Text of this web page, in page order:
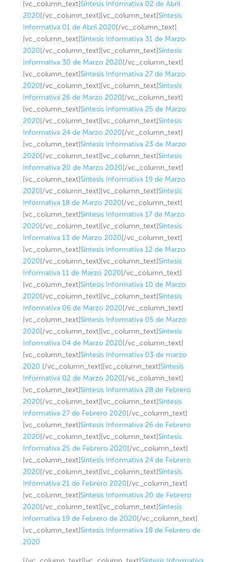
[vc_column_text]Síntesis Informativa 02 de Abril
2020[/vc_column_text][vc_column_text]Síntesis
Informativa 01 de Abril 2020[/vc_column_text]
[vc_column_text]Síntesis Informativa 31 de Marzo
2020[/vc_column_text][vc_column_text]Síntesis
Informativa 30 de Marzo 2020[/vc_column_text]
[vc_column_text]Síntesis Informativa 27 de Marzo
2020[/vc_column_text][vc_column_text]Síntesis
Informativa 26 de Marzo 2020[/vc_column_text]
[vc_column_text]Síntesis Informativa 25 de Marzo
2020[/vc_column_text][vc_column_text]Síntesis
Informativa 24 de Marzo 2020[/vc_column_text]
[vc_column_text]Síntesis Informativa 23 de Marzo
2020[/vc_column_text][vc_column_text]Síntesis
Informativa 20 de Marzo 2020[/vc_column_text]
[vc_column_text]Síntesis Informativa 19 de Marzo
2020[/vc_column_text][vc_column_text]Síntesis
Informativa 18 de Marzo 2020[/vc_column_text]
[vc_column_text]Síntesis Informativa 17 de Marzo
2020[/vc_column_text][vc_column_text]Síntesis
Informativa 13 de Marzo 2020[/vc_column_text]
[vc_column_text]Síntesis Informativa 12 de Marzo
2020[/vc_column_text][vc_column_text]Síntesis
Informativa 11 de Marzo 2020[/vc_column_text]
[vc_column_text]Síntesis Informativa 10 de Marzo
2020[/vc_column_text][vc_column_text]Síntesis
Informativa 06 de Marzo 2020[/vc_column_text]
[vc_column_text]Síntesis Informativa 05 de Marzo
2020[/vc_column_text][vc_column_text]Síntesis
Informativa 04 de Marzo 2020[/vc_column_text]
[vc_column_text]Síntesis Informativa 03 de marzo
2020 [/vc_column_text][vc_column_text]Síntesis
Informativa 02 de Marzo 2020[/vc_column_text]
[vc_column_text]Síntesis Informativa 28 de Febrero
2020[/vc_column_text][vc_column_text]Síntesis
Informativa 27 de Febrero 2020[/vc_column_text]
[vc_column_text]Síntesis Informativa 26 de Febrero
2020[/vc_column_text][vc_column_text]Síntesis
Informativa 25 de Febrero 2020[/vc_column_text]
[vc_column_text]Síntesis Informativa 24 de Febrero
2020[/vc_column_text][vc_column_text]Síntesis
Informativa 21 de Febrero 2020[/vc_column_text]
[vc_column_text]Síntesis Informativa 20 de Febrero
2020[/vc_column_text][vc_column_text]Síntesis
Informativa 19 de Febrero de 2020[/vc_column_text]
[vc_column_text]Síntesis Informativa 18 de Febrero de
2020